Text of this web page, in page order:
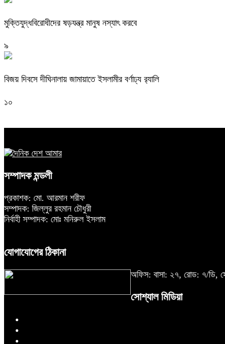
মুক্তিযুদ্ধবিরোধীদের ষড়যন্ত্র মানুষ নস্যাৎ করবে
৯
বিজয় দিবসে দীঘিনালায় জামায়াতে ইসলামীর বর্ণাঢ্য র‍্যালি
১০
সম্পাদক মন্ডলী
প্রকাশক: মো. আরমান শরীফ
সম্পাদক: জিল্লুর রহমান চৌধুরী
নির্বাহী সম্পাদক: মোঃ মনিরুল ইসলাম
যোগাযোগের ঠিকানা
অফিস: বাসা: ২৭, রোড: ৭/ডি,
সোশ্যাল মিডিয়া